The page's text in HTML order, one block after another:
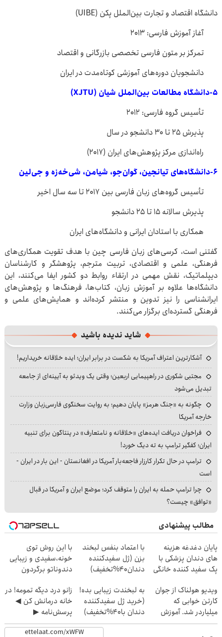
دانشگاه اقتصاد و تجارت بین‌الملل پکن (UIBE)
آغاز آموزش فارسی: ۲۰۱۳
تمرکز بر متون فارسی تخصصی بازرگانی و اقتصاد
دانشجویان دوره‌های آموزشی کوتاه‌مدت در ایران
۵-دانشگاه مطالعات بین‌الملل شیان (XJTU)
تأسیس گروه فارسی: ۲۰۱۲
پذیرش ۲۵ تا ۳۰ دانشجو در سال
راه‌اندازی مرکز پژوهش‌های ایران (۲۰۱۷)
۶-دانشگاه‌های تیانجین، گوان‌جو، شیامن، شی‌خه‌زه و جی‌لین
تأسیس گروه‌های زبان فارسی بین ۲۰۱۷ تا سه سال اخیر
پذیرش سالانه ۱۵ تا ۲۵ دانشجو
همکاری با استادان ایرانی و دانشگاه‌های ایران
گفتنی است، کرسی‌های زبان فارسی چین با هدف تقویت همکاری‌های
فرهنگی، علمی و اقتصادی، تربیت مترجم، پژوهشگر و کارشناسان
دیپلماتیک، نقش مهمی در ارتقاء روابط دو کشور ایفا می‌کنند، این
دانشگاه‌ها علاوه بر آموزش زبان، کتاب‌ها، فرهنگ‌ها و پژوهش‌های
ایرانشناسی را نیز تدوین و منتشر کرده‌اند و همایش‌های علمی و
فرهنگی گسترده‌ای برگزار می‌کنند.
شاید ندیده باشید
آشکارترین اعتراف آمریکا به شکست در برابر ایران؛ ایده خلاقانه خریداریم!
مجتبی شکوری در راهپیمایی اربعین؛ وقتی یک ویدئو به آیینه‌ای از جامعه
تبدیل می‌شود
چگونه به «جنگ هرمز» پایان دهیم؛ به روایت سخنگوی فارسی‌زبان وزارت
خارجه آمریکا
فراخوان دریافت ایده‌های «خلاقانه و نامتعارف» در پنتاگون برای تنبیه
ایران؛ کفگیر ترامپ به ته دیگ خورد!
ترامپ در حال تکرار کارزار فاجعه‌بار آمریکا در افغانستان - این بار در ایران -
است
چرا ترامپ حمله به ایران را متوقف کرد؛ موضع ایران و آمریکا در قبال
«توافق» چیست؟
مطالب پیشنهادی
پایان دغدغه هزینه
های دندان پزشکی با
پک سفید کننده خانگی
با اعتماد بنفس لبخند
بزن (ژل سفیدکننده
دندان40%تخفیف)
با این روش توی
خونه،سفیدی و زیبایی
دندوناتو برگردون
ویدیو هولناک از جوان
کارتن خوابی که
میلیاردر شد. آموزش
رایگان
به لبخندت زیبایی بده!
(خرید ژل سفیدکننده
دندان با40%تخفیف)
زانو درد دیگه تمومه! در
خانه درمانش کن ◀
پرسش‌نامه ▶